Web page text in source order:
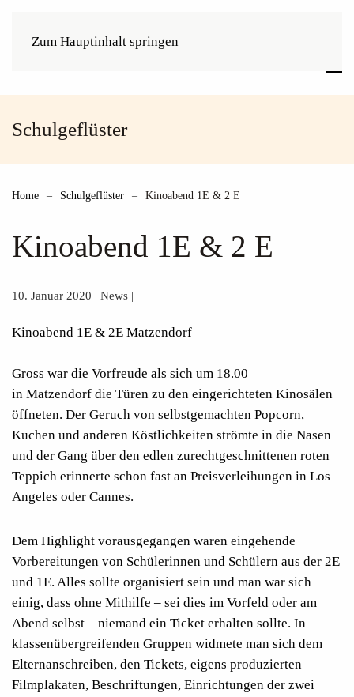
Zum Hauptinhalt springen
Schulgeflüster
Home Schulgeflüster Kinoabend 1E & 2 E
Kinoabend 1E & 2 E
10. Januar 2020 | News |
Kinoabend 1E & 2E Matzendorf
Gross war die Vorfreude als sich um 18.00
in Matzendorf die Türen zu den eingerichteten Kinosälen
öffneten. Der Geruch von selbstgemachten Popcorn,
Kuchen und anderen Köstlichkeiten strömte in die Nasen
und der Gang über den edlen zurechtgeschnittenen roten
Teppich erinnerte schon fast an Preisverleihungen in Los
Angeles oder Cannes.
Dem Highlight vorausgegangen waren eingehende
Vorbereitungen von Schülerinnen und Schülern aus der 2E
und 1E. Alles sollte organisiert sein und man war sich
einig, dass ohne Mithilfe – sei dies im Vorfeld oder am
Abend selbst – niemand ein Ticket erhalten sollte. In
klassenübergreifenden Gruppen widmete man sich dem
Elternanschreiben, den Tickets, eigens produzierten
Filmplakaten, Beschriftungen, Einrichtungen der zwei